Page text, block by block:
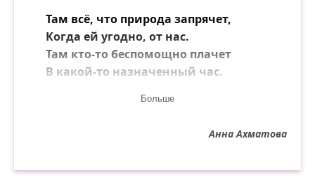
Там всё, что природа запрячет,
Когда ей угодно, от нас.
Там кто-то беспомощно плачет
В какой-то назначенный час.
И сколько там сумрака ночи,
Больше
Анна Ахматова